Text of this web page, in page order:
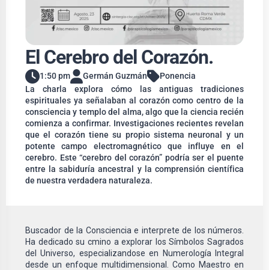
El Cerebro del Corazón.
1:50 pm Germán Guzmán
Ponencia
La charla explora cómo las antiguas tradiciones
espirituales ya señalaban al corazón como centro de la
consciencia y templo del alma, algo que la ciencia recién
comienza a confirmar. Investigaciones recientes revelan
que el corazón tiene su propio sistema neuronal y un
potente campo electromagnético que influye en el
cerebro. Este “cerebro del corazón” podría ser el puente
entre la sabiduría ancestral y la comprensión científica
de nuestra verdadera naturaleza.
Buscador de la Consciencia e interprete de los números.
Ha dedicado su cmino a explorar los Símbolos Sagrados
del Universo, especializandose en Numerología Integral
desde un enfoque multidimensional. Como Maestro en